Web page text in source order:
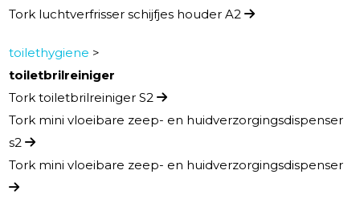
Tork luchtverfrisser schijfjes houder A2
toilethygiene >
toiletbrilreiniger
Tork toiletbrilreiniger S2
Tork mini vloeibare zeep- en huidverzorgingsdispenser
s2
Tork mini vloeibare zeep- en huidverzorgingsdispenser